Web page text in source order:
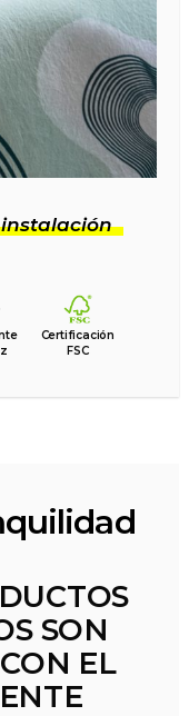
Certificación
FSC
SON
EL